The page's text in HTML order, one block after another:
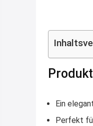
Ein
Perfekt